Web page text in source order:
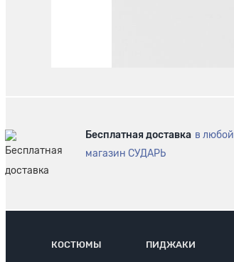
Бесплатная доставка в любой
магазин СУДАРЬ
КОСТЮМЫ ПИДЖАКИ